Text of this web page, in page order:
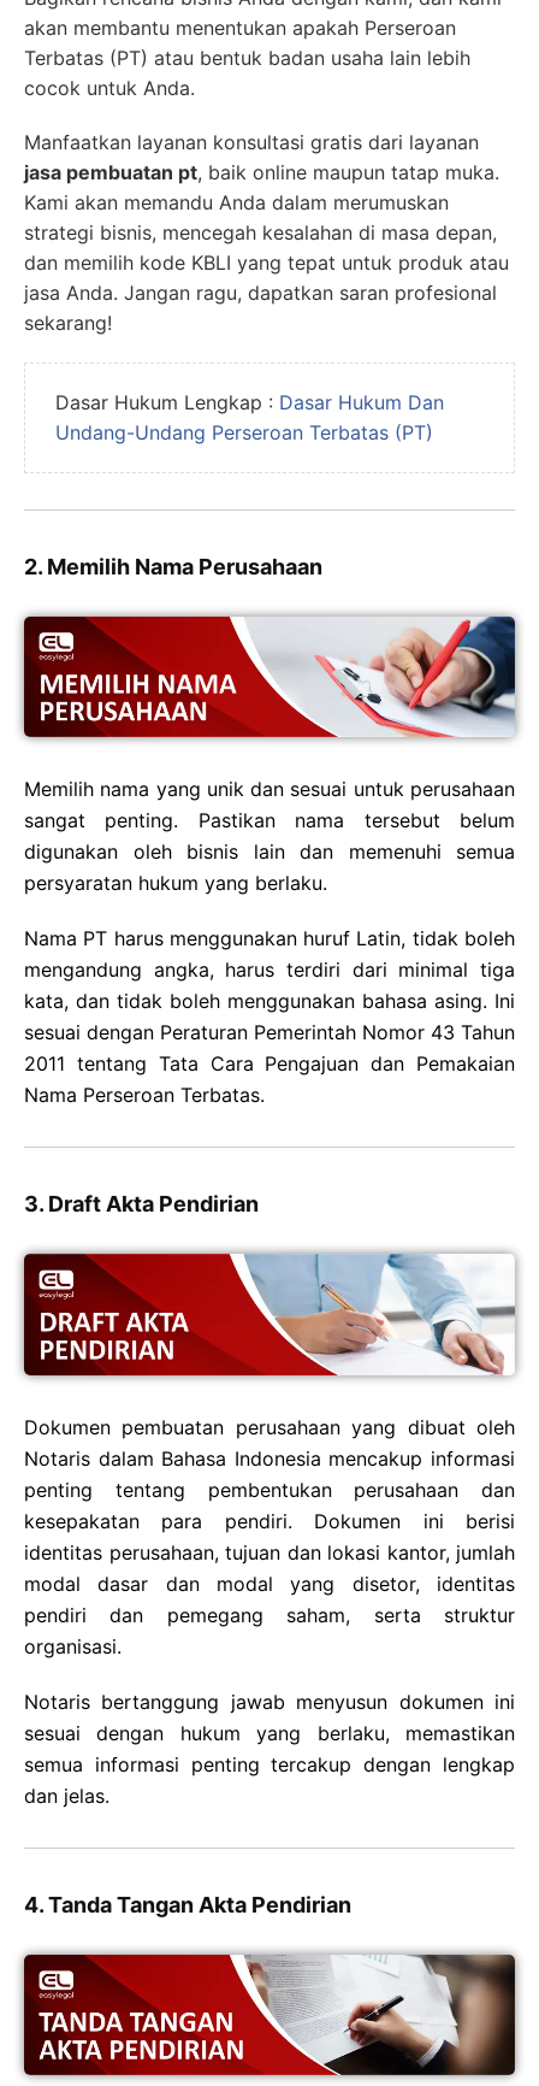
akan membantu menentukan apakah Perseroan
Terbatas (PT) atau bentuk badan usaha lain lebih
cocok untuk Anda.
Manfaatkan layanan konsultasi gratis dari layanan
jasa pembuatan pt, baik online maupun tatap muka.
Kami akan memandu Anda dalam merumuskan
strategi bisnis, mencegah kesalahan di masa depan,
dan memilih kode KBLI yang tepat untuk produk atau
jasa Anda. Jangan ragu, dapatkan saran profesional
sekarang!
Dasar Hukum Lengkap : Dasar Hukum Dan
Undang-Undang Perseroan Terbatas (PT)
2. Memilih Nama Perusahaan
Memilih nama yang unik dan sesuai untuk perusahaan
sangat penting. Pastikan nama tersebut belum
digunakan oleh bisnis lain dan memenuhi semua
persyaratan hukum yang berlaku.
Nama PT harus menggunakan huruf Latin, tidak boleh
mengandung angka, harus terdiri dari minimal tiga
kata, dan tidak boleh menggunakan bahasa asing. Ini
sesuai dengan Peraturan Pemerintah Nomor 43 Tahun
2011 tentang Tata Cara Pengajuan dan Pemakaian
Nama Perseroan Terbatas.
3. Draft Akta Pendirian
Dokumen pembuatan perusahaan yang dibuat oleh
Notaris dalam Bahasa Indonesia mencakup informasi
penting tentang pembentukan perusahaan dan
kesepakatan para pendiri. Dokumen ini berisi
identitas perusahaan, tujuan dan lokasi kantor, jumlah
modal dasar dan modal yang disetor, identitas
pendiri dan pemegang saham, serta struktur
organisasi.
Notaris bertanggung jawab menyusun dokumen ini
sesuai dengan hukum yang berlaku, memastikan
semua informasi penting tercakup dengan lengkap
dan jelas.
4. Tanda Tangan Akta Pendirian